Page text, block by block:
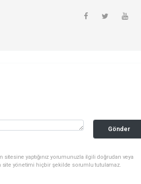
Gönder
yaptığınız yorumunuzla ilgili doğrudan veya
site yönetimi hiçbir şekilde sorumlu tutulamaz.